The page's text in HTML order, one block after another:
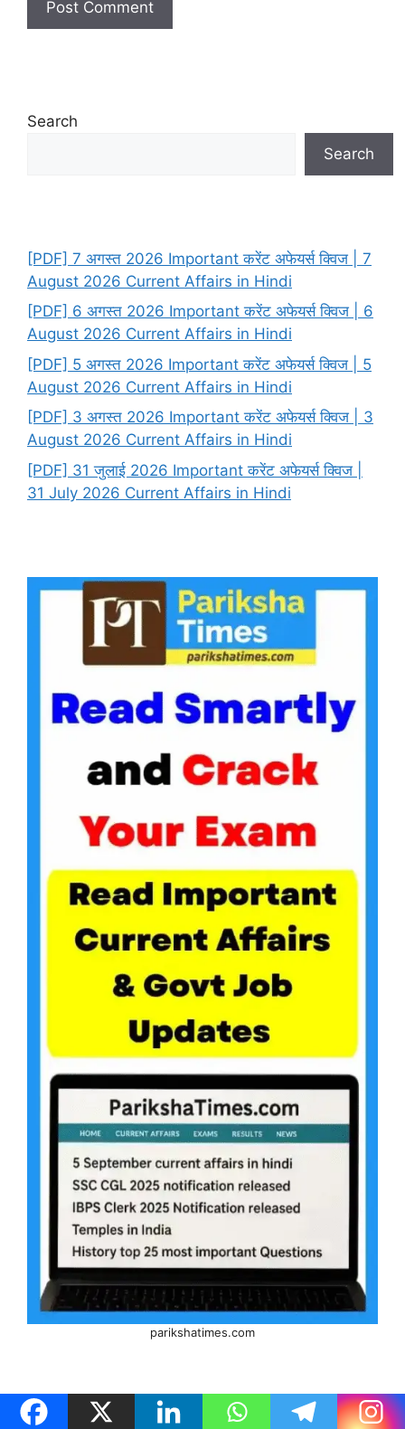
Search
Search
[PDF] 7 अगस्त 2026 Important करेंट अफेयर्स क्विज | 7
August 2026 Current Affairs in Hindi
[PDF] 6 अगस्त 2026 Important करेंट अफेयर्स क्विज | 6
August 2026 Current Affairs in Hindi
[PDF] 5 अगस्त 2026 Important करेंट अफेयर्स क्विज | 5
August 2026 Current Affairs in Hindi
[PDF] 3 अगस्त 2026 Important करेंट अफेयर्स क्विज | 3
August 2026 Current Affairs in Hindi
[PDF] 31 जुलाई 2026 Important करेंट अफेयर्स क्विज |
31 July 2026 Current Affairs in Hindi
parikshatimes.com